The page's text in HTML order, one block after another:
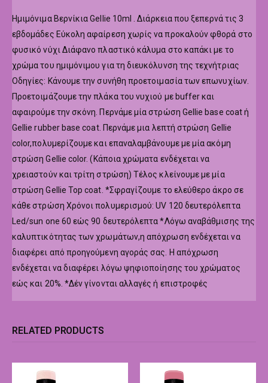
Hμιμόνιμα Βερνίκια Gellie 10ml . Διάρκεια που ξεπερνά τις 3
εβδομάδες Εύκολη αφαίρεση χωρίς να προκαλούν φθορά στο
φυσικό νύχι Διάφανο πλαστικό κάλυμα στο καπάκι με το
χρώμα του ημιμόνιμου για τη διευκόλυνση της τεχνήτριας
Οδηγίες: Κάνουμε την συνήθη προετοιμασία των επωνυχίων.
Προετοιμάζουμε την πλάκα του νυχιού με buffer και
αφαιρούμε την σκόνη. Περνάμε μία στρώση Gellie base coat ή
Gellie rubber base coat. Περνάμε μια λεπτή στρώση Gellie
color,πολυμερίζουμε και επαναλαμβάνουμε με μία ακόμη
στρώση Gellie color. (Κάποια χρώματα ενδέχεται να
χρειαστούν και τρίτη στρώση) Τέλος κλείνουμε με μία
στρώση Gellie Top coat. *Σφραγίζουμε το ελεύθερο άκρο σε
κάθε στρώση Χρόνοι πολυμερισμού: UV 120 δευτερόλεπτα
Led/sun one 60 εώς 90 δευτερόλεπτα *Λόγω αναβάθμισης της
καλυπτικότητας των χρωμάτων,η απόχρωση ενδέχεται να
διαφέρει από προηγούμενη αγοράς σας. Η απόχρωση
ενδέχεται να διαφέρει λόγω ψηφιοποίησης του χρώματος
εώς και 20%. *Δέν γίνονται αλλαγές ή επιστροφές
RELATED PRODUCTS